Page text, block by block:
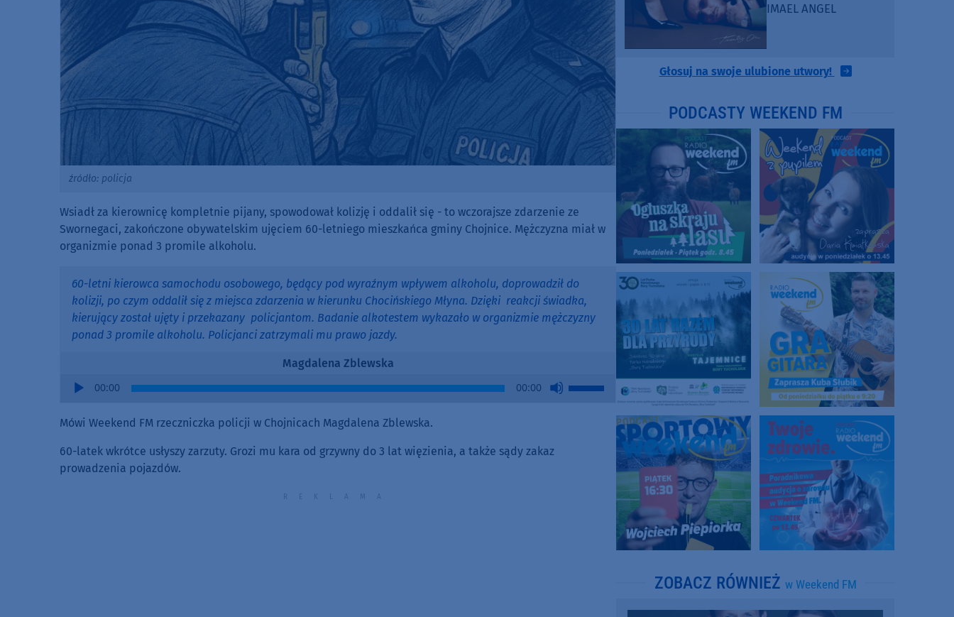
źródło: policja
Wsiadł za kierownicę kompletnie pijany, spowodował kolizję i oddalił się - to wczorajsze zdarzenie ze
Swornegaci, zakończone obywatelskim ujęciem 60-letniego mieszkańca gminy Chojnice. Mężczyzna miał w
organizmie ponad 3 promile alkoholu.
60-letni kierowca samochodu osobowego, będący pod wyraźnym wpływem alkoholu, doprowadził do
kolizji, po czym oddalił się z miejsca zdarzenia w kierunku Chocińskiego Młyna. Dzięki reakcji świadka,
kierujący został ujęty i przekazany policjantom. Badanie alkotestem wykazało w organizmie mężczyzny
ponad 3 promile alkoholu. Policjanci zatrzymali mu prawo jazdy.
Magdalena Zblewska
Audio
00:00 00:00
Use
decrease
Mówi Weekend FM rzeczniczka policji w Chojnicach Magdalena Zblewska.
60-latek wkrótce usłyszy zarzuty. Grozi mu kara od grzywny do 3 lat więzienia, a także sądy zakaz
prowadzenia pojazdów.
IMAEL ANGEL
Głosuj na swoje ulubione utwory!
PODCASTY WEEKEND FM
ZOBACZ RÓWNIEŻ w Weekend FM